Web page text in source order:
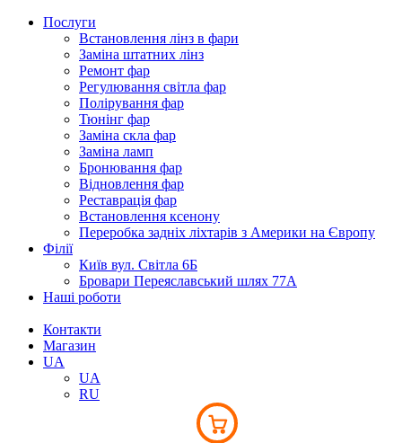
Послуги
Встановлення лінз в фари
Заміна штатних лінз
Ремонт фар
Регулювання світла фар
Полірування фар
Тюнінг фар
Заміна скла фар
Заміна ламп
Бронювання фар
Відновлення фар
Реставрація фар
Встановлення ксенону
Переробка задніх ліхтарів з Америки на Європу
Філії
Київ вул. Світла 6Б
Бровари Переяславський шлях 77А
Наші роботи
Контакти
Магазин
UA
UA
RU